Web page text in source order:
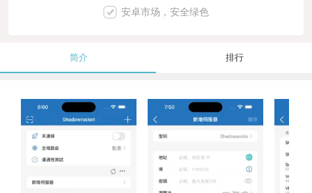
安卓市场，安全绿色
简介 排行